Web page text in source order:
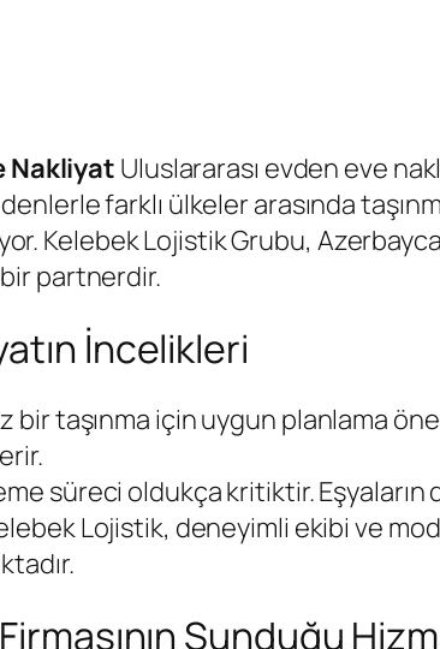
Nakliyat Uluslararası evden eve
farklı ülkeler arasında
Kelebek Lojistik Grubu,
partnerdir.
İncelikleri
bir taşınma için uygun planlama
süreci oldukça kritiktir.
Lojistik, deneyimli ekibi ve
Sunduğu